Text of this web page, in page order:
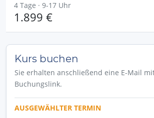
4 Tage · 9-17 Uhr
1.899 €
Kurs buchen
Sie erhalten anschließend eine E-Mail
Buchungslink.
AUSGEWÄHLTER TERMIN